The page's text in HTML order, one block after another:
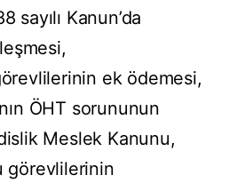
sayılı Kanun’da
ek ödemesi,
ÖHT sorununun
Meslek Kanunu,
görevlilerinin